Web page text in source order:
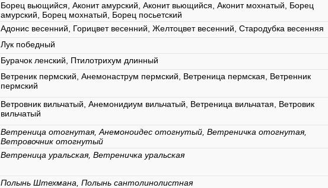
Борец вьющийся, Аконит амурский, Аконит вьющийся, Аконит мохнатый, Борец
амурский, Борец мохнатый, Борец посьетский
Адонис весенний, Горицвет весенний, Желтоцвет весенний, Стародубка весенняя
Лук победный
Бурачок ленский, Птилотрихум длинный
Ветреник пермский, Анемонаструм пермский, Ветреница пермская, Ветренник
пермский
Ветровник вильчатый, Анемонидиум вильчатый, Ветреница вильчатая, Ветровик
вильчатый
Ветреница отогнутая, Анемоноидес отогнутый, Ветреничка отогнутая,
Ветровочник отогнутый
Ветреница уральская, Ветреничка уральская
Полынь Штехмана, Полынь сантолинолистная